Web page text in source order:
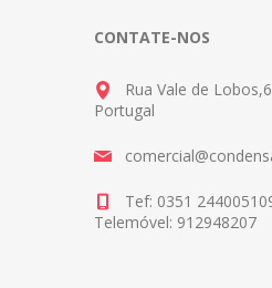
CONTATE-NOS
Rua Vale de
Portugal
Tef: 0351
Telemóvel: 912948207